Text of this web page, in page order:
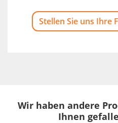
Stellen Sie uns Ihre
Wir haben andere
Ihnen